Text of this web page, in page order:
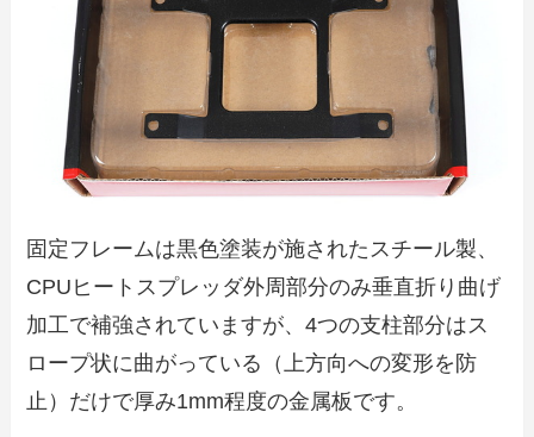
固定フレームは黒色塗装が施されたスチール製、
CPUヒートスプレッダ外周部分のみ垂直折り曲げ
加工で補強されていますが、4つの支柱部分はス
ロープ状に曲がっている（上方向への変形を防
止）だけで厚み1mm程度の金属板です。